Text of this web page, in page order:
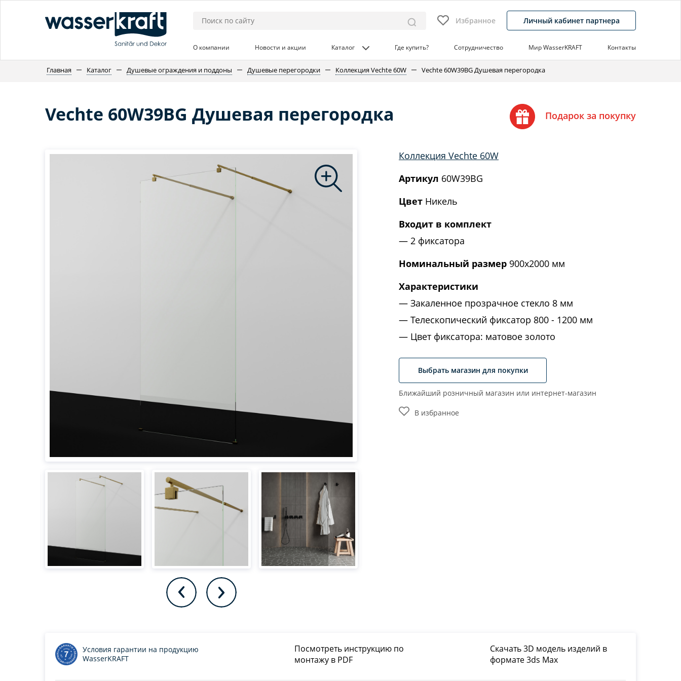
Избранное Личный кабинет партнера
О компании Новости и акции Каталог Где купить? Сотрудничество Мир WasserKRAFT Контакты
Главная Каталог Душевые ограждения и поддоны Душевые перегородки Коллекция Vechte 60W Vechte 60W39BG Душевая перегородка
Vechte 60W39BG Душевая перегородка Подарок за покупку
Коллекция Vechte 60W
Артикул 60W39BG
Цвет Никель
Входит в комплект
2 фиксатора
Номинальный размер 900x2000 мм
Характеристики
Закаленное прозрачное стекло 8 мм
Телескопический фиксатор 800 - 1200 мм
Цвет фиксатора: матовое золото
Выбрать магазин для покупки
Ближайший розничный магазин или интернет-магазин
В избранное
Посмотреть инструкцию по
монтажу в PDF
Скачать 3D модель изделий в
формате 3ds Max
Условия гарантии на продукцию
WasserKRAFT